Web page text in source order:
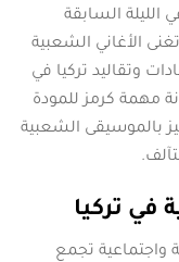
الليلة السابقة
الأغاني الشعبية
وتقاليد تركيا في
مهمة كرمز للمودة
بالموسيقى الشعبية
واجتماعية تجمع